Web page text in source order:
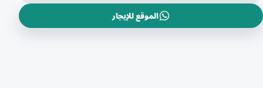
الموقع للإيجار